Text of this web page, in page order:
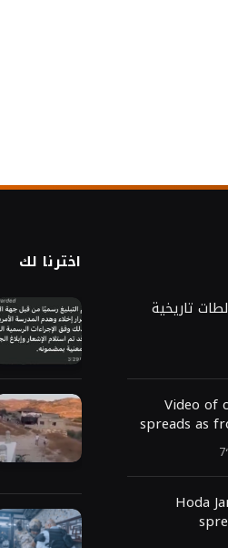
تاريخية
Video of
spreads as
Hoda
اخترنا لك